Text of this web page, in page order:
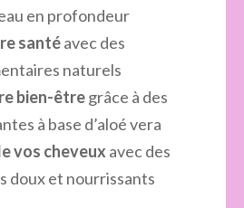
en profondeur
santéavec des
naturels
bien-êtregrâce à des
à base d’aloé vera
vos cheveux avec des
doux et nourrissants